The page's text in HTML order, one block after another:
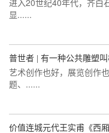
进入20世纪40年代，齐白
显......
普世者 | 有一种公共雕塑
艺术创作也好，展览创作
题、......
价值连城元代王实甫《西